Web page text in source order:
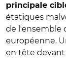
principale
étatiques
de l'ensemble
européenne.
en tête devant